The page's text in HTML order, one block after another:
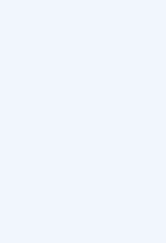
para estudantes com